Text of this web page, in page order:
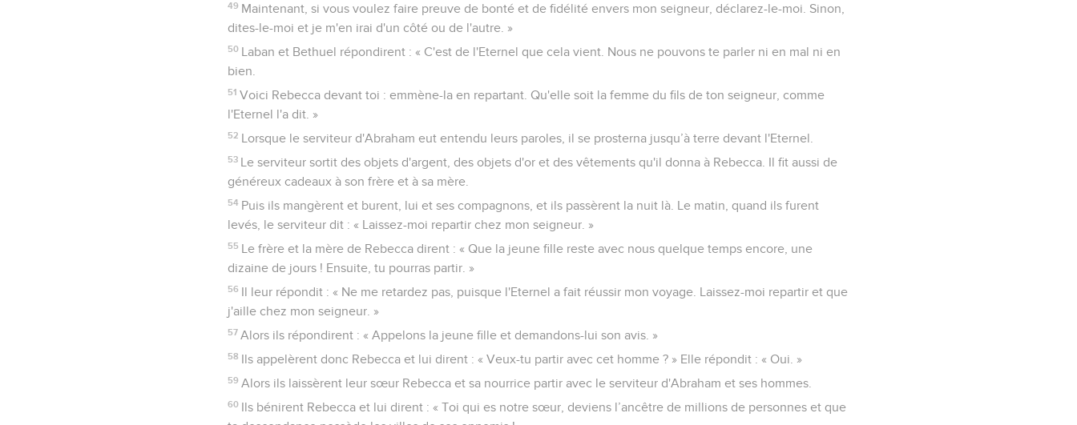
49 Maintenant, si vous voulez faire preuve de bonté et de fidélité envers mon seigneur, déclarez-le-moi. Sinon,
dites-le-moi et je m'en irai d'un côté ou de l'autre. »
50 Laban et Bethuel répondirent : « C'est de l'Eternel que cela vient. Nous ne pouvons te parler ni en mal ni en
bien.
51 Voici Rebecca devant toi : emmène-la en repartant. Qu'elle soit la femme du fils de ton seigneur, comme
l'Eternel l'a dit. »
52 Lorsque le serviteur d'Abraham eut entendu leurs paroles, il se prosterna jusqu’à terre devant l'Eternel.
53 Le serviteur sortit des objets d'argent, des objets d'or et des vêtements qu'il donna à Rebecca. Il fit aussi de
généreux cadeaux à son frère et à sa mère.
54 Puis ils mangèrent et burent, lui et ses compagnons, et ils passèrent la nuit là. Le matin, quand ils furent
levés, le serviteur dit : « Laissez-moi repartir chez mon seigneur. »
55 Le frère et la mère de Rebecca dirent : « Que la jeune fille reste avec nous quelque temps encore, une
dizaine de jours ! Ensuite, tu pourras partir. »
56 Il leur répondit : « Ne me retardez pas, puisque l'Eternel a fait réussir mon voyage. Laissez-moi repartir et que
j'aille chez mon seigneur. »
57 Alors ils répondirent : « Appelons la jeune fille et demandons-lui son avis. »
58 Ils appelèrent donc Rebecca et lui dirent : « Veux-tu partir avec cet homme ? » Elle répondit : « Oui. »
59 Alors ils laissèrent leur sœur Rebecca et sa nourrice partir avec le serviteur d'Abraham et ses hommes.
60 Ils bénirent Rebecca et lui dirent : « Toi qui es notre sœur, deviens l’ancêtre de millions de personnes et que